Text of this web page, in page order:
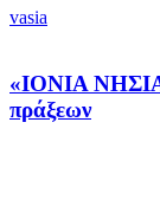
vasia
«ΙΟΝΙΑ ΝΗΣΙΑ
πράξεων